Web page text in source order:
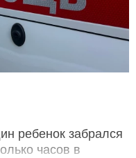
ребенок забрался
часов в